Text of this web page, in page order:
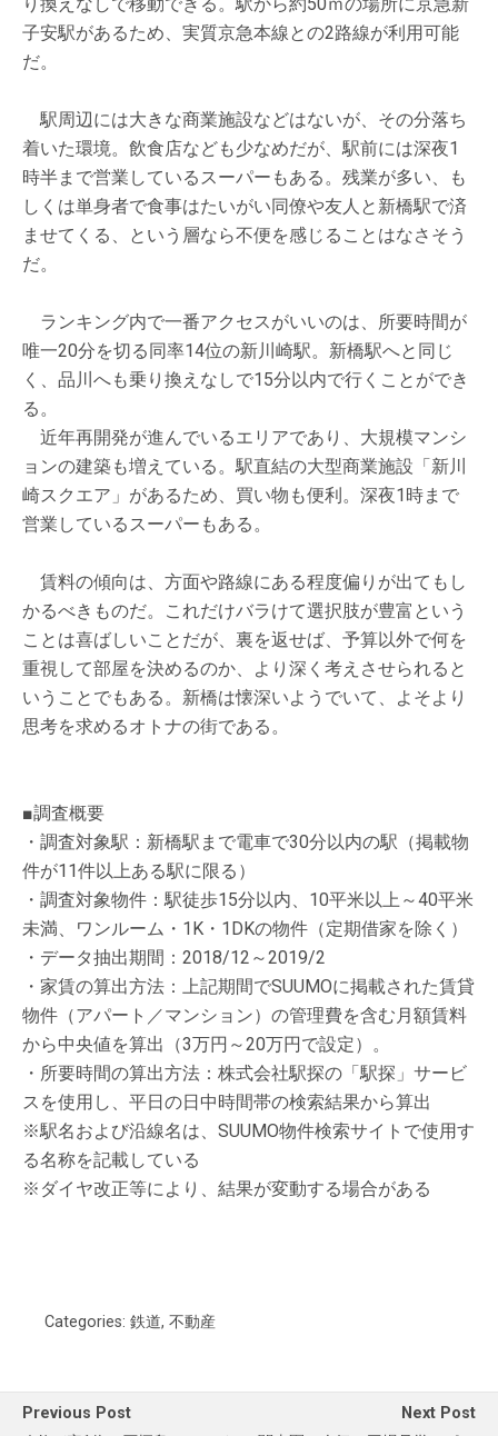
子安駅があるため、実質京急本線との2路線が利用可能
だ。
駅周辺には大きな商業施設などはないが、その分落ち
着いた環境。飲食店なども少なめだが、駅前には深夜1
時半まで営業しているスーパーもある。残業が多い、も
しくは単身者で食事はたいがい同僚や友人と新橋駅で済
ませてくる、という層なら不便を感じることはなさそう
だ。
ランキング内で一番アクセスがいいのは、所要時間が
唯一20分を切る同率14位の新川崎駅。新橋駅へと同じ
く、品川へも乗り換えなしで15分以内で行くことができ
る。
近年再開発が進んでいるエリアであり、大規模マンシ
ョンの建築も増えている。駅直結の大型商業施設「新川
崎スクエア」があるため、買い物も便利。深夜1時まで
営業しているスーパーもある。
賃料の傾向は、方面や路線にある程度偏りが出てもし
かるべきものだ。これだけバラけて選択肢が豊富という
ことは喜ばしいことだが、裏を返せば、予算以外で何を
重視して部屋を決めるのか、より深く考えさせられると
いうことでもある。新橋は懐深いようでいて、よそより
思考を求めるオトナの街である。
■調査概要
・調査対象駅：新橋駅まで電車で30分以内の駅（掲載物
件が11件以上ある駅に限る）
・調査対象物件：駅徒歩15分以内、10平米以上～40平米
未満、ワンルーム・1K・1DKの物件（定期借家を除く）
・データ抽出期間：2018/12～2019/2
・家賃の算出⽅法：上記期間でSUUMOに掲載された賃貸
物件（アパート／マンション）の管理費を含む⽉額賃料
から中央値を算出（3万円～20万円で設定）。
・所要時間の算出方法：株式会社駅探の「駅探」サービ
スを使用し、平日の日中時間帯の検索結果から算出
※駅名および沿線名は、SUUMO物件検索サイトで使用す
る名称を記載している
※ダイヤ改正等により、結果が変動する場合がある
Categories: 鉄道, 不動産
Previous Post
Next Post